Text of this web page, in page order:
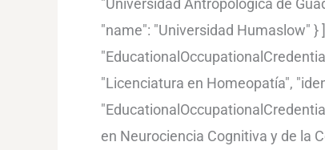
"Universidad Antropológica de
"name": "Universidad Humaslow" }
"Licenciatura en Homeopatía",
en Neurociencia Cognitiva y de la